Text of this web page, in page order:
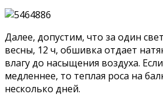
Далее, допустим, что за один
весны, 12 ч, обшивка отдает
влагу до насыщения воздуха.
медленнее, то теплая роса на
несколько дней.